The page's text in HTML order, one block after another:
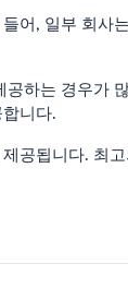
어, 일부 회
하는 경우
니다.
공됩니다. 최